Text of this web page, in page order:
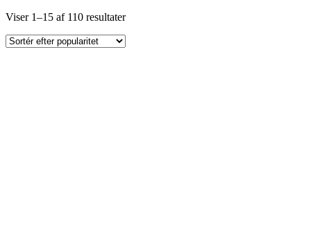
Viser 1–15 af 110 resultaterSorteret